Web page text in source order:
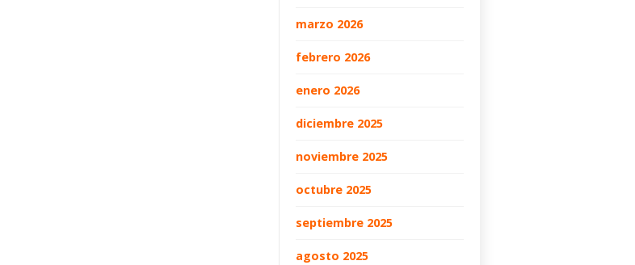
marzo 2026
febrero 2026
enero 2026
diciembre 2025
noviembre 2025
octubre 2025
septiembre 2025
agosto 2025